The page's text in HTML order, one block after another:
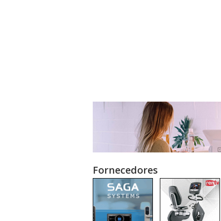
Fornecedores